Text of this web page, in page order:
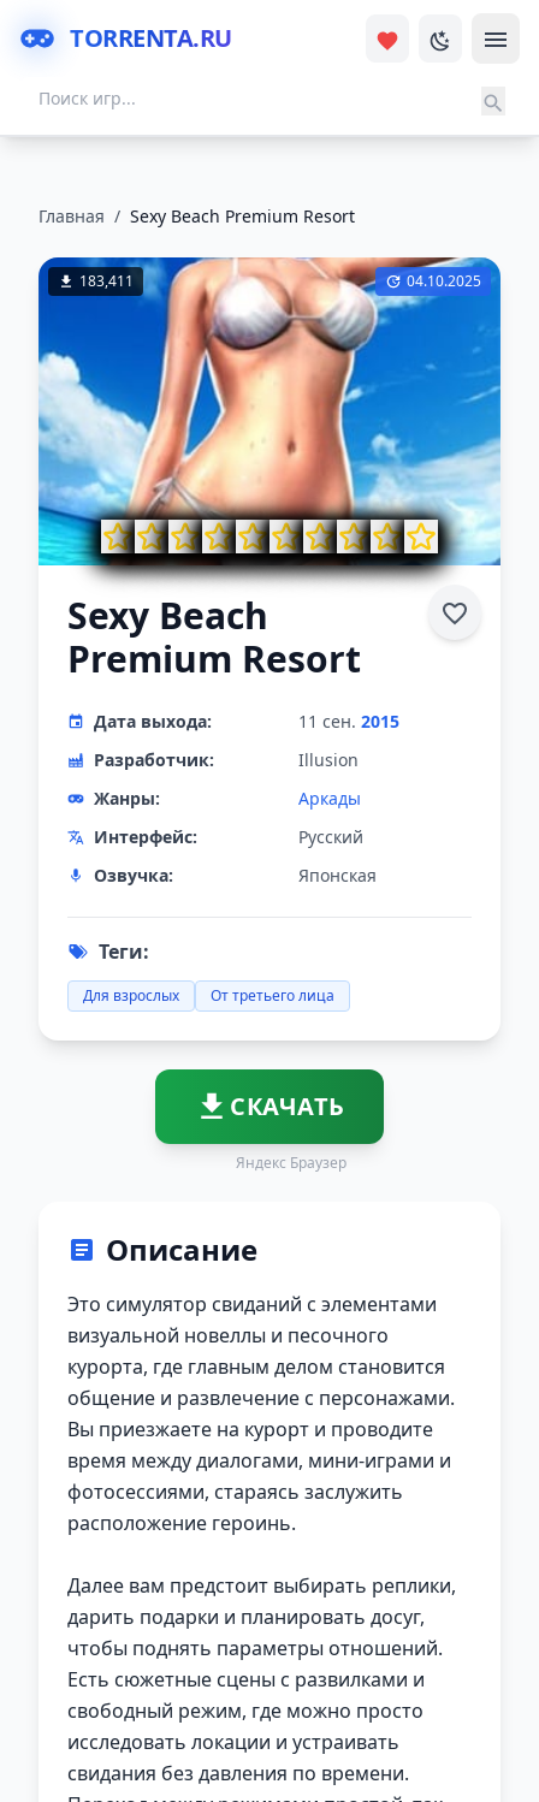
TORRENTA.RU
Главная / Sexy Beach Premium Resort
183,411 04.10.2025
Sexy Beach
Premium Resort
Дата выхода: 11 сен. 2015
Разработчик:
Illusion
Жанры:
Аркады
Интерфейс:
Русский
Озвучка:
Японская
Теги:
Для взрослых От третьего лица
СКАЧАТЬ
Яндекс Браузер
Описание
Это симулятор свиданий с элементами
визуальной новеллы и песочного
курорта, где главным делом становится
общение и развлечение с персонажами.
Вы приезжаете на курорт и проводите
время между диалогами, мини-играми и
фотосессиями, стараясь заслужить
расположение героинь.
Далее вам предстоит выбирать реплики,
дарить подарки и планировать досуг,
чтобы поднять параметры отношений.
Есть сюжетные сцены с развилками и
свободный режим, где можно просто
исследовать локации и устраивать
свидания без давления по времени.